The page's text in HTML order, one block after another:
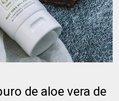
de aloe vera de